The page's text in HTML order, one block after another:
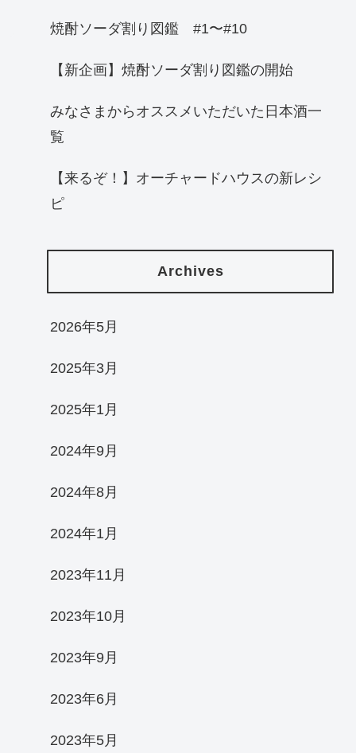
焼酎ソーダ割り図鑑 #1〜#10
【新企画】焼酎ソーダ割り図鑑の開始
みなさまからオススメいただいた日本酒一
覧
【来るぞ！】オーチャードハウスの新レシ
ピ
Archives
2026年5月
2025年3月
2025年1月
2024年9月
2024年8月
2024年1月
2023年11月
2023年10月
2023年9月
2023年6月
2023年5月